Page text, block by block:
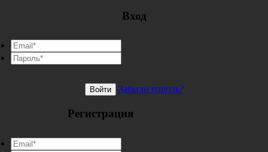
Вход
Войти Забыли пароль?
Регистрация